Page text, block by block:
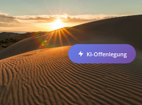
KI-Offenlegung